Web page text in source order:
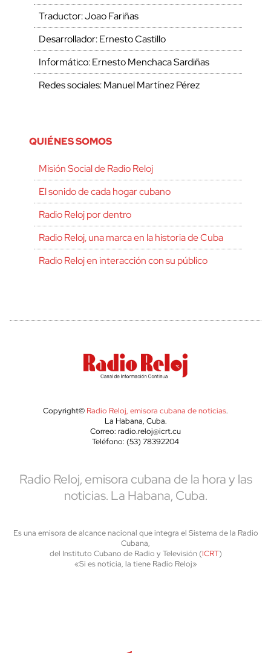
Traductor: Joao Fariñas
Desarrollador: Ernesto Castillo
Informático: Ernesto Menchaca Sardiñas
Redes sociales: Manuel Martínez Pérez
QUIÉNES SOMOS
Misión Social de Radio Reloj
El sonido de cada hogar cubano
Radio Reloj por dentro
Radio Reloj, una marca en la historia de Cuba
Radio Reloj en interacción con su público
Copyright© Radio Reloj, emisora cubana de noticias.
La Habana, Cuba.
Correo: radio.reloj@icrt.cu
Teléfono: (53) 78392204
Radio Reloj, emisora cubana de la hora y las
noticias. La Habana, Cuba.
Es una emisora de alcance nacional que integra el Sistema de la Radio
Cubana,
del Instituto Cubano de Radio y Televisión (ICRT)
«Si es noticia, la tiene Radio Reloj»